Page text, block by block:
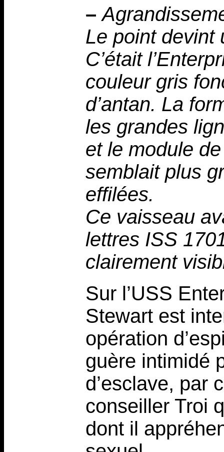
–
Le point devint
C’était
couleur gris
d’antan. La
les grandes
et le module
semblait plus
effilées.
Ce vaisseau
lettres ISS
clairement
Sur l’USS
Stewart est
opération
guère intimidé
d’esclave, par
conseiller Troi
dont il